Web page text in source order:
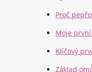
Proč
Moje
Klíčový
Základ